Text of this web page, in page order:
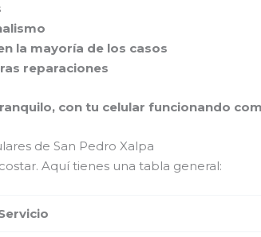
la mayoría de los casos
reparaciones
con tu celular funcionando
de San Pedro Xalpa
Aquí tienes una tabla general: